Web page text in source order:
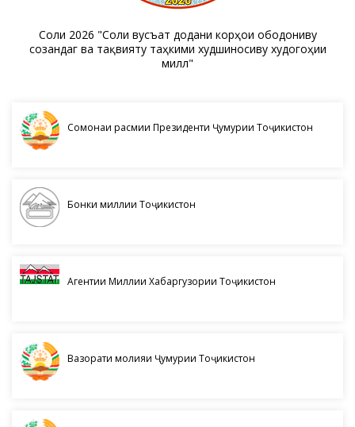
Соли 2026 "Соли вусъат додани корҳои ободониву
созандагӣ ва тақвияту таҳкими худшиносиву худогоҳии
миллӣ"
Сомонаи расмии Президенти Ҷумҳурии Тоҷикистон
Бонки миллии Тоҷикистон
Агентии Миллии Хабаргузории Тоҷикистон
Вазорати молияи Ҷумҳурии Тоҷикистон